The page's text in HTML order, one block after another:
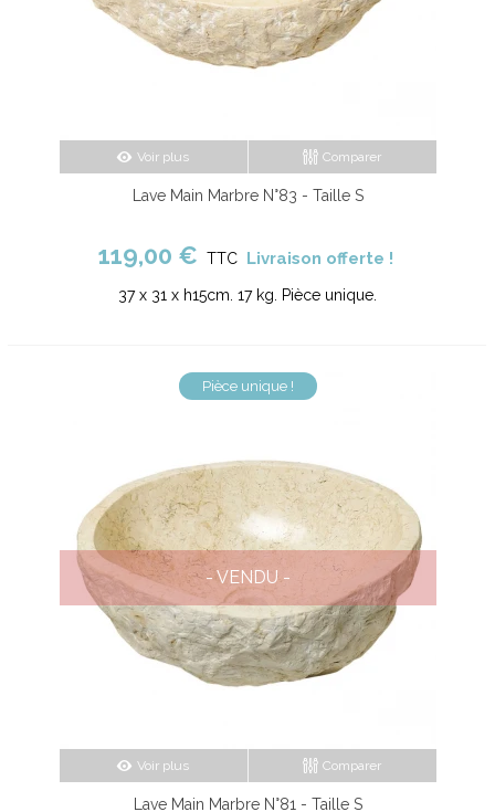
Voir plus Comparer
Lave Main Marbre N°83 - Taille S
119,00 € TTC Livraison offerte !
37 x 31 x h15cm. 17 kg. Pièce unique.
Pièce unique !
- VENDU -
Voir plus Comparer
Lave Main Marbre N°81 - Taille S